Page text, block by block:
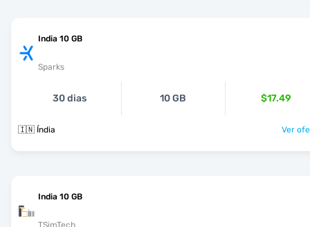
India 10 GB
Sparks
30 dias 10 GB $17.49
🇮🇳 Índia Ver
India 10 GB
TSimTech